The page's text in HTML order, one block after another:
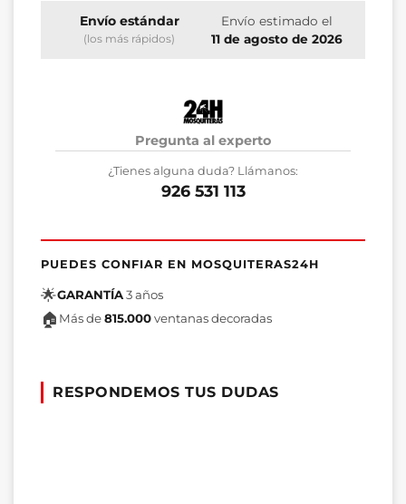
Envío estándar
(los más rápidos)
Envío estimado el
11 de agosto de 2026
Pregunta al experto
¿Tienes alguna duda? Llámanos:
926 531 113
PUEDES CONFIAR EN MOSQUITERAS24H
🌟GARANTÍA3 años
🏠 Más de815.000ventanas decoradas
RESPONDEMOS TUS DUDAS